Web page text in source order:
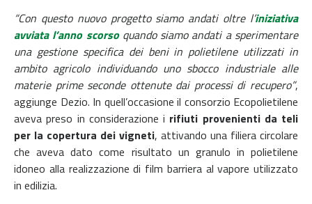
“Con questo nuovo progetto siamo andati oltre l’iniziativa
avviata l’anno scorsoquando siamo andati a sperimentare
una gestione specifica dei beni in polietilene utilizzati in
ambito agricolo individuando uno sbocco industriale alle
materie prime seconde ottenute dai processi di recupero”,
aggiunge Dezio. In quell’occasione il consorzio Ecopolietilene
aveva preso in considerazione i rifiuti provenienti da teli
per la copertura dei vigneti, attivando una filiera circolare
che aveva dato come risultato un granulo in polietilene
idoneo alla realizzazione di film barriera al vapore utilizzato
in edilizia.